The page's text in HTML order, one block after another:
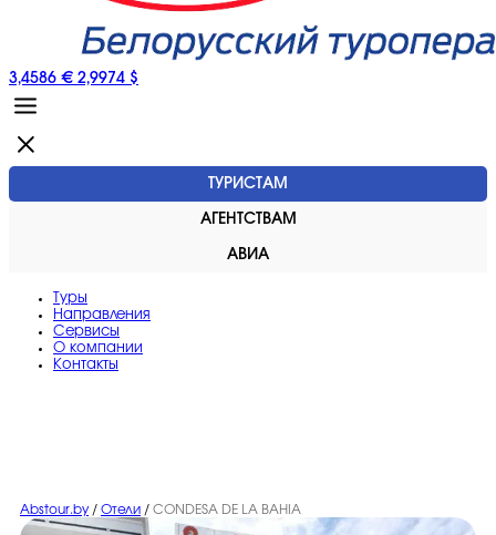
3,4586 € 2,9974 $
ТУРИСТАМ
АГЕНТСТВАМ
АВИА
Туры
Направления
Сервисы
O компании
Контакты
Abstour.by / Отели / CONDESA DE LA BAHIA